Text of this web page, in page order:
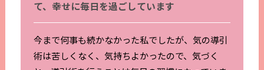
て、幸せに毎日を過ごしています
今まで何事も続かなかった私でしたが、気の導引
術は苦しくなく、気持ちよかったので、気づく